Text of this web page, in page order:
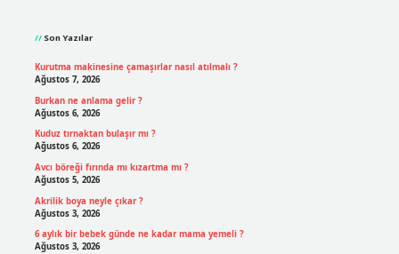
Son Yazılar
Kurutma makinesine çamaşırlar nasıl atılmalı ?
Ağustos 7, 2026
Burkan ne anlama gelir ?
Ağustos 6, 2026
Kuduz tırnaktan bulaşır mı ?
Ağustos 6, 2026
Avcı böreği fırında mı kızartma mı ?
Ağustos 5, 2026
Akrilik boya neyle çıkar ?
Ağustos 3, 2026
6 aylık bir bebek günde ne kadar mama yemeli ?
Ağustos 3, 2026